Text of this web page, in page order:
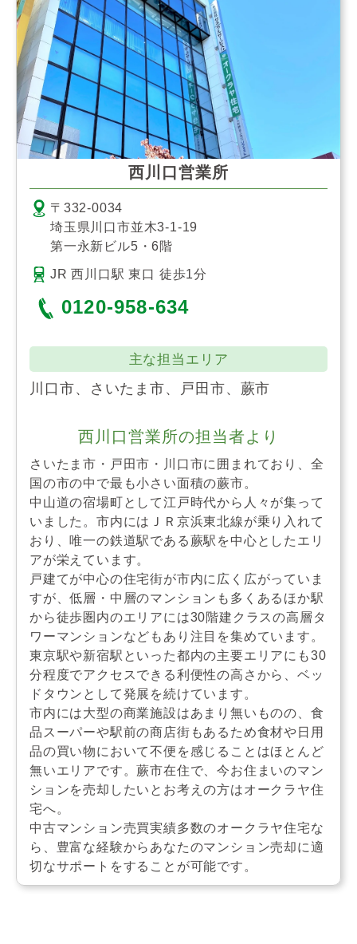
西川口営業所
〒332-0034
埼玉県川口市並木3-1-19
第一永新ビル5・6階
JR 西川口駅 東口 徒歩1分
0120-958-634
主な担当エリア
川口市、さいたま市、戸田市、蕨市
西川口営業所の担当者より
さいたま市・戸田市・川口市に囲まれており、全
国の市の中で最も小さい面積の蕨市。
中山道の宿場町として江戸時代から人々が集って
いました。市内にはＪＲ京浜東北線が乗り入れて
おり、唯一の鉄道駅である蕨駅を中心としたエリ
アが栄えています。
戸建てが中心の住宅街が市内に広く広がっていま
すが、低層・中層のマンションも多くあるほか駅
から徒歩圏内のエリアには30階建クラスの高層タ
ワーマンションなどもあり注目を集めています。
東京駅や新宿駅といった都内の主要エリアにも30
分程度でアクセスできる利便性の高さから、ベッ
ドタウンとして発展を続けています。
市内には大型の商業施設はあまり無いものの、食
品スーパーや駅前の商店街もあるため食材や日用
品の買い物において不便を感じることはほとんど
無いエリアです。蕨市在住で、今お住まいのマン
ションを売却したいとお考えの方はオークラヤ住
宅へ。
中古マンション売買実績多数のオークラヤ住宅な
ら、豊富な経験からあなたのマンション売却に適
切なサポートをすることが可能です。